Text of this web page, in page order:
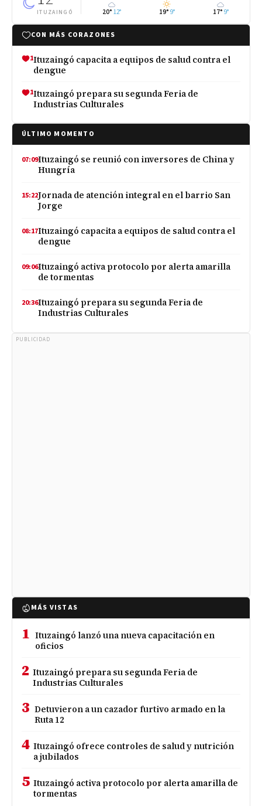
ITUZAINGÓ 20° 12° 19° 9° 17° 9°
CON MÁS CORAZONES
1Ituzaingó capacita a equipos de salud contra el
dengue
1Ituzaingó prepara su segunda Feria de
Industrias Culturales
ÚLTIMO MOMENTO
07:09Ituzaingó se reunió con inversores de China y
Hungría
15:22Jornada de atención integral en el barrio San
Jorge
08:17Ituzaingó capacita a equipos de salud contra el
dengue
09:06Ituzaingó activa protocolo por alerta amarilla
de tormentas
20:36Ituzaingó prepara su segunda Feria de
Industrias Culturales
PUBLICIDAD
MÁS VISTAS
1 Ituzaingó lanzó una nueva capacitación en
oficios
2 Ituzaingó prepara su segunda Feria de
Industrias Culturales
3 Detuvieron a un cazador furtivo armado en la
Ruta 12
4 Ituzaingó ofrece controles de salud y nutrición
a jubilados
5 Ituzaingó activa protocolo por alerta amarilla de
tormentas